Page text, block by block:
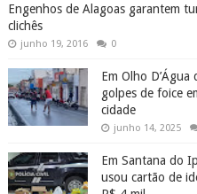
Engenhos de Alagoas garantem
clichês
junho 19, 2016 0
Em Olho
golpes de foice
cidade
junho 14, 2025
Em Santana do
usou cartão de